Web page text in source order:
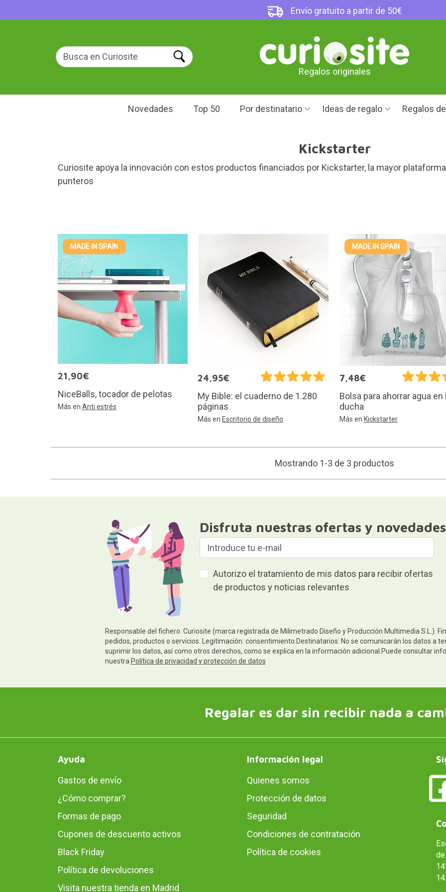
Envío gratuito a partir de 50€
Regalos originales
Novedades Top 50 Por destinatario Ideas de regalo Regalos
Kickstarter
Curiosite apoya la innovación con estos productos financiados por Kickstarter, la mayor
punteros
MADE IN SPAIN
21,90€
NiceBalls, tocador de pelotas
Más en Anti estrés
24,95€
My Bible: el cuaderno de 1.280
páginas
Más en Escritorio de diseño
MADE IN SPAIN
7,48€
Bolsa para ahorrar agua en
ducha
Más en Kickstarter
Mostrando 1-3 de 3 productos
Disfruta nuestras ofertas y novedades
Autorizo el tratamiento de mis datos para recibir ofertas
de productos y noticias relevantes
Responsable del fichero: Curiosite (marca registrada de Milimetrado Diseño y Producción Multimedia S.L.).
pedidos, productos o servicios. Legitimación: consentimiento.Destinatarios: No se comunicarán los datos a
suprimir los datos, así como otros derechos, como se explica en la información adicional.Puede consultar
nuestra Política de privacidad y protección de datos
Regalar es dar sin recibir nada a
Ayuda
Gastos de envío
¿Cómo comprar?
Formas de pago
Cupones de descuento activos
Black Friday
Política de devoluciones
Visita nuestra tienda en Madrid
Información legal
Quienes somos
Protección de datos
Seguridad
Condiciones de contratación
Política de cookies